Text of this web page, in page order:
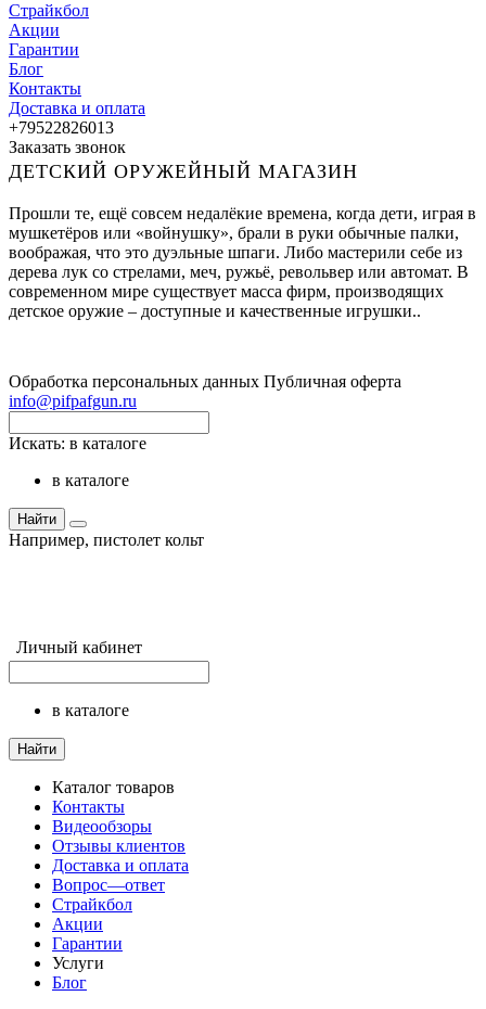
Страйкбол
Акции
Гарантии
Блог
Контакты
Доставка и оплата
+79522826013
Заказать звонок
ДЕТСКИЙ ОРУЖЕЙНЫЙ МАГАЗИН
Прошли те, ещё совсем недалёкие времена, когда дети, играя в
мушкетёров или «войнушку», брали в руки обычные палки,
воображая, что это дуэльные шпаги. Либо мастерили себе из
дерева лук со стрелами, меч, ружьё, револьвер или автомат. В
современном мире существует масса фирм, производящих
детское оружие – доступные и качественные игрушки..
Обработка персональных данных Публичная оферта
info@pifpafgun.ru
Искать: в каталоге
в каталоге
Найти
Например, пистолет кольт
Личный кабинет
в каталоге
Найти
Каталог товаров
Контакты
Видеообзоры
Отзывы клиентов
Доставка и оплата
Вопрос—ответ
Страйкбол
Акции
Гарантии
Услуги
Блог